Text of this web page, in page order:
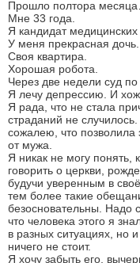
Прошло полтора
Мне 33 года.
Я кандидат медицинских
У меня прекрасная дочь.
Своя квартира.
Хорошая робота.
Через две недели суд по
Я лечу депрессию. И
Я рада, что не стала
страданий не
сожалею, что
от мужа.
Я никак не могу понять,
говорить о церкви,
будучи уверенным в
тем более такие
безосновательны. Надо
что человека этого я
в разных ситуациях, но
ничего не стоит.
Я хочу забыть его,